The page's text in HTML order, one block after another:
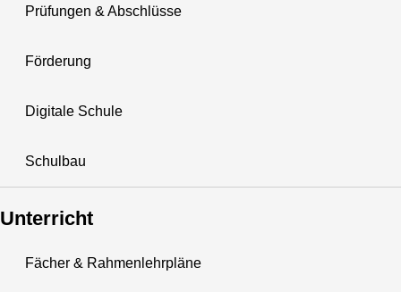
Prüfungen & Abschlüsse
Förderung
Digitale Schule
Schulbau
Unterricht
Fächer & Rahmenlehrpläne